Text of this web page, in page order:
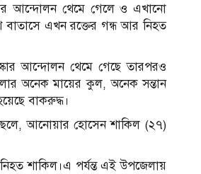
আন্দোলন থেমে গেলে ও এখানো
বাতাসে এখন রক্তের গন্ধ আর নিহত
আন্দোলন থেমে গেছে তারপরও
অনেক মায়ের কুল, অনেক সন্তান
বাকরুদ্ধ।
আনোয়ার হোসেন শাকিল (২৭)
শাকিল।এ পর্যন্ত এই উপজেলায়